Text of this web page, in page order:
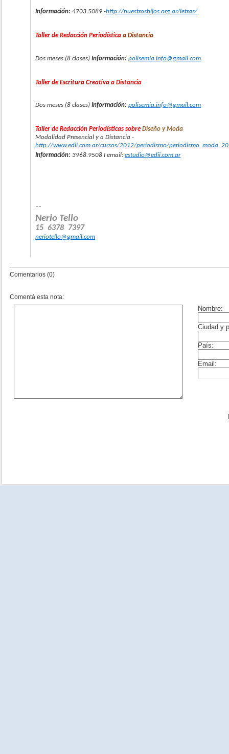
Información: 4703.5089 -http://nuestroshijos.org.ar/letras/
Taller de Redacción Periodísticaa Distancia
Dos meses (8 clases)Información: polisemia.info@gmail.com
Taller deEscritura Creativa a Distancia
Dos meses (8 clases)Información: polisemia.info@gmail.com
Taller de Redacción Periodísticas sobreDiseño y Moda
Modalidad Presencial y a Distancia -
http://www.edii.com.ar/cursos/2012/periodismo/
Información: 3968.9508 I email:estudio@edii.com.ar
--
Nerio Tello
15 6378 7397
neriotello@gmail.com
Comentarios (0)
Comentá esta nota: